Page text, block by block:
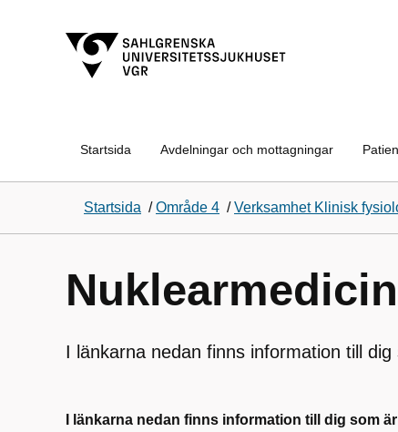
Startsida Avdelningar och mottagningar
Startsida /Område 4 /Verksamhet Klinisk
Nuklearmedicin
I länkarna nedan finns information till
I länkarna nedan finns information till dig som